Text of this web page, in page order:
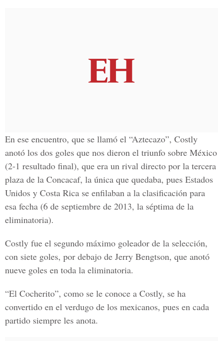
En ese encuentro, que se llamó el “Aztecazo”, Costly
anotó los dos goles que nos dieron el triunfo sobre México
(2-1 resultado final), que era un rival directo por la tercera
plaza de la Concacaf, la única que quedaba, pues Estados
Unidos y Costa Rica se enfilaban a la clasificación para
esa fecha (6 de septiembre de 2013, la séptima de la
eliminatoria).
Costly fue el segundo máximo goleador de la selección,
con siete goles, por debajo de Jerry Bengtson, que anotó
nueve goles en toda la eliminatoria.
“El Cocherito”, como se le conoce a Costly, se ha
convertido en el verdugo de los mexicanos, pues en cada
partido siempre les anota.